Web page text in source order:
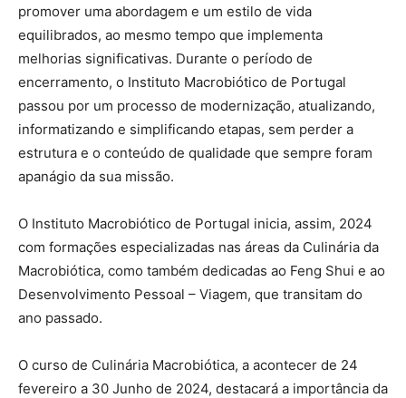
promover uma abordagem e um estilo de vida
equilibrados, ao mesmo tempo que implementa
melhorias significativas. Durante o período de
encerramento, o Instituto Macrobiótico de Portugal
passou por um processo de modernização, atualizando,
informatizando e simplificando etapas, sem perder a
estrutura e o conteúdo de qualidade que sempre foram
apanágio da sua missão.
O Instituto Macrobiótico de Portugal inicia, assim, 2024
com formações especializadas nas áreas da Culinária da
Macrobiótica, como também dedicadas ao Feng Shui e ao
Desenvolvimento Pessoal – Viagem, que transitam do
ano passado.
O curso de Culinária Macrobiótica, a acontecer de 24
fevereiro a 30 Junho de 2024, destacará a importância da